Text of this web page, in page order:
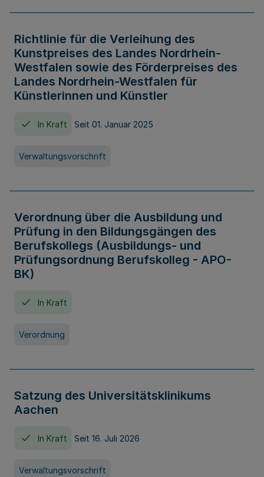
Richtlinie für die Verleihung des
Kunstpreises des Landes Nordrhein-
Westfalen sowie des Förderpreises des
Landes Nordrhein-Westfalen für
Künstlerinnen und Künstler
In Kraft Seit 01. Januar 2025
Verwaltungsvorschrift
Verordnung über die Ausbildung und
Prüfung in den Bildungsgängen des
Berufskollegs (Ausbildungs- und
Prüfungsordnung Berufskolleg - APO-
BK)
In Kraft
Verordnung
Satzung des Universitätsklinikums
Aachen
In Kraft Seit 16. Juli 2026
Verwaltungsvorschrift